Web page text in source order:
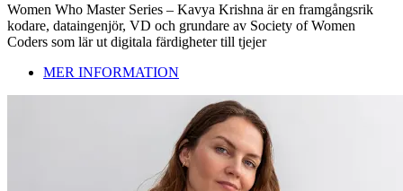
Women Who Master Series – Kavya Krishna är en framgångsrik
kodare, dataingenjör, VD och grundare av Society of Women
Coders som lär ut digitala färdigheter till tjejer
MER INFORMATION